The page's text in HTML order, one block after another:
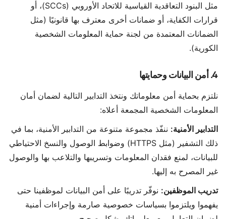
مثل البنود التعاقدية القياسية للاتحاد الأوروبي (SCCs)، أو
قرارات الكفاية، أو ضمانات أخرى معترف بها قانونيًا (مثل
الضمانات المعتمدة من لجنة حماية المعلومات الشخصية
الكورية).
4. أمن البيانات وحمايتها
نلتزم بحماية أمن معلوماتك ونتخذ التدابير التالية لضمان أمان
المعلومات الشخصية المجمعة أعلاه:
التدابير الأمنية: ننفّذ مجموعة متنوعة من التدابير الأمنية، بما في
ذلك التشفير (مثل HTTPS) وضوابط الوصول والنسخ الاحتياطي
للبيانات، لمنع فقدان المعلومات وتسريبها والتلاعب بها والوصول
غير المصرح به إليها.
تدريب الموظفين: نوفّر تدريبًا على أمن البيانات لموظفينا حتى
يفهموا ويلتزموا بسياسات خصوصية صارمة وإجراءات أمنية